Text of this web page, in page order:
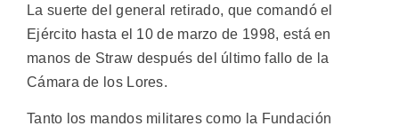
La suerte del general retirado, que comandó el
Ejército hasta el 10 de marzo de 1998, está en
manos de Straw después del último fallo de la
Cámara de los Lores.
Tanto los mandos militares como la Fundación